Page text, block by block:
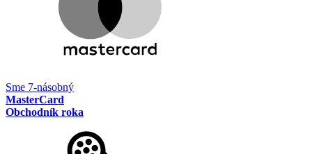
Sme 7-násobný
MasterCard
Obchodník roka